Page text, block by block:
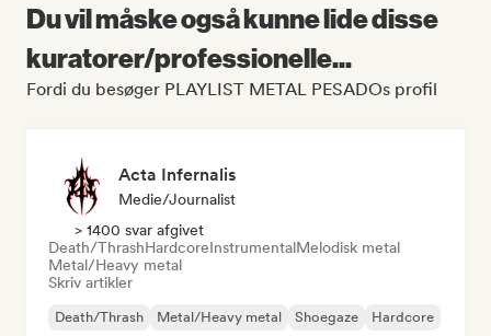
Du vil måske også kunne lide disse
kuratorer/professionelle...
Fordi du besøger PLAYLIST METAL PESADOs profil
Acta Infernalis
Medie/journalist
> 1400 svar afgivet
Death/ThrashHardcoreInstrumentalMelodisk metal
Metal/Heavy metal
Skriv artikler
Death/Thrash Metal/Heavy metal Shoegaze Hardcore